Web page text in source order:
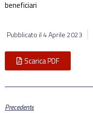
beneficiari
Pubblicato il4 Aprile 2023
Scarica PDF
Precedente